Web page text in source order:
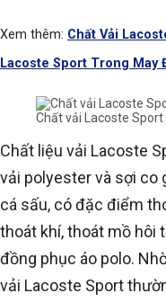
Xem thêm: Chất Vải
Lacoste Sport Trong May
Chất vải Lacoste Sport
Chất liệu vải Lacoste
vải polyester và sợi co
cá sấu, có đặc điểm
thoát khí, thoát mồ hôi
đồng phục áo polo.
vải Lacoste Sport